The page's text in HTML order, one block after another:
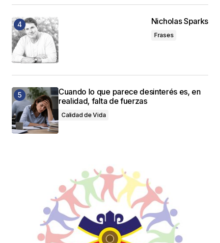
Nicholas Sparks
Frases
Cuando lo que parece desinterés es, en
realidad, falta de fuerzas
Calidad de Vida